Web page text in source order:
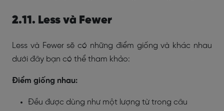
2.11. Less và Fewer
Less và Fewer sẽ có những điểm giống và khác nhau
dưới đây bạn có thể tham khảo:
Điểm giống nhau:
Đều được dùng như một lượng từ trong câu